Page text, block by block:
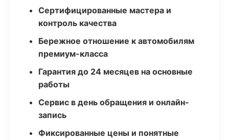
Сертифицированные мастера и
контроль качества
Бережное отношение к автомобилям
премиум-класса
Гарантия до 24 месяцев на основные
работы
Сервис в день обращения и онлайн-
запись
Фиксированные цены и понятные